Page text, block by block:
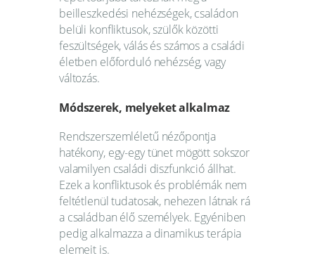
beilleszkedési nehézségek, családon
belüli konfliktusok, szülők közötti
feszültségek, válás és számos a családi
életben előforduló nehézség, vagy
változás.
Módszerek, melyeket alkalmaz
Rendszerszemléletű nézőpontja
hatékony, egy-egy tünet mögött sokszor
valamilyen családi diszfunkció állhat.
Ezek a konfliktusok és problémák nem
feltétlenül tudatosak, nehezen látnak rá
a családban élő személyek. Egyéniben
pedig alkalmazza a dinamikus terápia
elemeit is.